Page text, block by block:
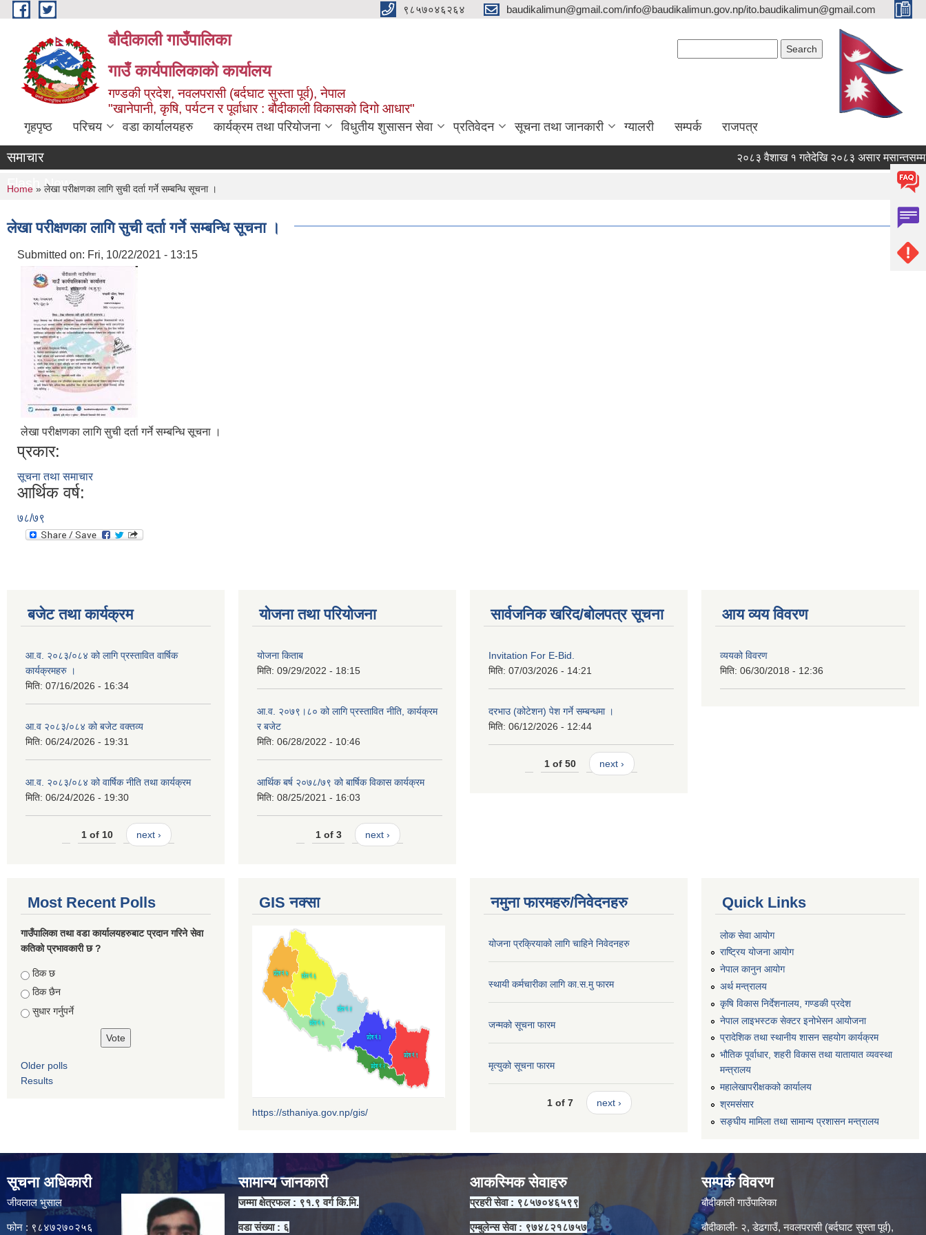
Skip to main content ९८५७०४६२६४ baudikalimun@gmail.com/info@baudikalimun.gov.np/ito.baudikalimun@gmail.com
बौदीकाली गाउँपालिका
गाउँ कार्यपालिकाको कार्यालय
गण्डकी प्रदेश, नवलपरासी (बर्दघाट सुस्ता पूर्व), नेपाल
"खानेपानी, कृषि, पर्यटन र पूर्वाधार : बौदीकाली विकासको दिगो आधार"
गृहपृष्ठ परिचय वडा कार्यालयहरु कार्यक्रम तथा परियोजना विधुतीय शुसासन सेवा प्रतिवेदन सूचना तथा जानकारी ग्यालरी सम्पर्क राजपत्र
समाचार २०८३ वैशाख १ गतेदेखि २०८३ असार मसान्तसम्म
Flash News २०८३ वैशाख १ गतेदेखि २०८३ असार मसान्तसम्म
You are here
Home » लेखा परीक्षणका लागि सुची दर्ता गर्ने सम्बन्धि सूचना ।
लेखा परीक्षणका लागि सुची दर्ता गर्ने सम्बन्धि सूचना ।
Submitted on: Fri, 10/22/2021 - 13:15
लेखा परीक्षणका लागि सुची दर्ता गर्ने सम्बन्धि सूचना ।
प्रकार:
सूचना तथा समाचार
आर्थिक वर्ष:
७८/७९
बजेट तथा कार्यक्रम
आ.व. २०८३/०८४ को लागि प्रस्तावित वार्षिक
कार्यक्रमहरु ।
मिति: 07/16/2026 - 16:34
आ.व २०८३/०८४ को बजेट वक्तव्य
मिति: 06/24/2026 - 19:31
आ.व. २०८३/०८४ को वार्षिक नीति तथा कार्यक्रम
मिति: 06/24/2026 - 19:30
1 of 10 next ›
योजना तथा परियोजना
योजना किताब
मिति: 09/29/2022 - 18:15
आ.व. २०७९।८० को लागि प्रस्तावित नीति, कार्यक्रम
र बजेट
मिति: 06/28/2022 - 10:46
आर्थिक बर्ष २०७८/७९ को बार्षिक विकास कार्यक्रम
मिति: 08/25/2021 - 16:03
1 of 3 next ›
सार्वजनिक खरिद/बोलपत्र सूचना
Invitation For E-Bid.
मिति: 07/03/2026 - 14:21
दरभाउ (कोटेशन) पेश गर्ने सम्बन्धमा ।
मिति: 06/12/2026 - 12:44
1 of 50 next ›
आय व्यय विवरण
व्ययको विवरण
मिति: 06/30/2018 - 12:36
Most Recent Polls
गाउँपालिका तथा वडा कार्यालयहरुबाट प्रदान गरिने सेवा
कतिको प्रभावकारी छ ?
Choices
ठिक छ
ठिक छैन
सुधार गर्नुपर्ने
Older polls
Results
GIS नक्सा
https://sthaniya.gov.np/gis/
नमुना फारमहरु/निवेदनहरु
योजना प्रक्रियाको लागि चाहिने निवेदनहरु
स्थायी कर्मचारीका लागि का.स.मु फारम
जन्मको सूचना फारम
मृत्युको सूचना फारम
1 of 7 next ›
Quick Links
लोक सेवा आयोग
राष्ट्रिय योजना आयोग
नेपाल कानुन आयोग
अर्थ मन्त्रालय
कृषि विकास निर्देशनालय, गण्डकी प्रदेश
नेपाल लाइभस्टक सेक्टर इनोभेसन आयोजना
प्रादेशिक तथा स्थानीय शासन सहयोग कार्यक्रम
भौतिक पूर्वाधार, शहरी विकास तथा यातायात व्यवस्था
मन्त्रालय
महालेखापरीक्षकको कार्यालय
श्रमसंसार
सङ्घीय मामिला तथा सामान्य प्रशासन मन्त्रालय
सूचना अधिकारी
जीवलाल भुसाल
फोन : ९८४७२७०२५६
सामान्य जानकारी
जम्मा क्षेत्रफल : ९१.९ वर्ग कि.मि.
वडा संख्या : ६
आकस्मिक सेवाहरु
प्रहरी सेवा : ९८५७०४६५९९
एम्बुलेन्स सेवा : ९७४८२१८७५७
सम्पर्क विवरण
बौदीकाली गाउँपालिका
बौदीकाली- २, डेढगाउँ, नवलपरासी (बर्दघाट सुस्ता पूर्व),